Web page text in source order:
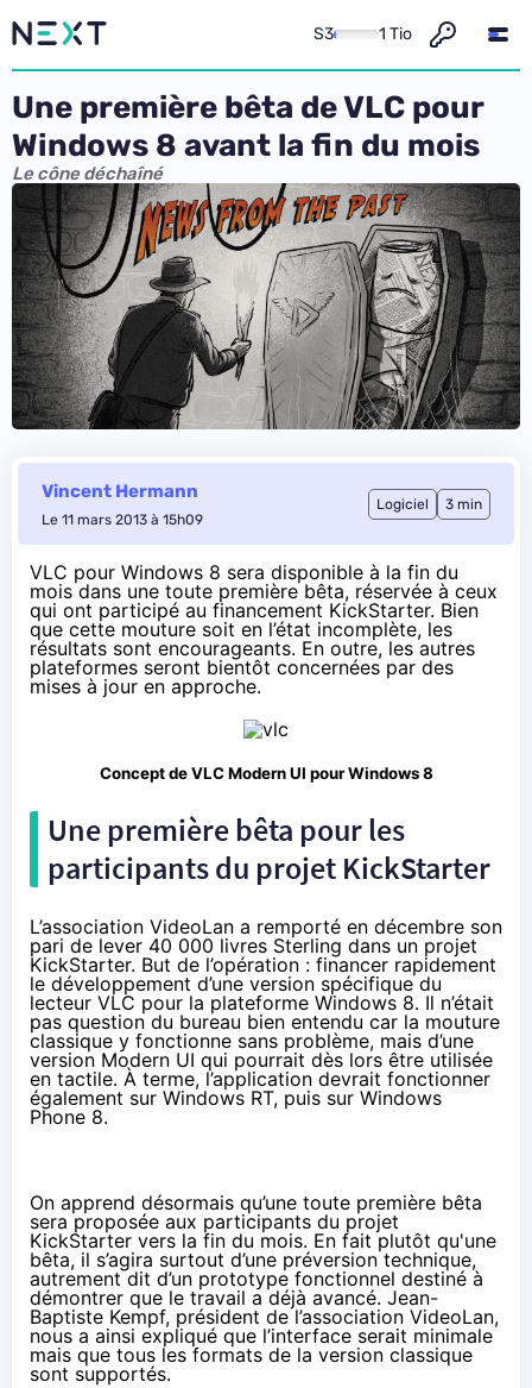
S3 1 Tio
Une première bêta de VLC pour
Windows 8 avant la fin du mois
Le cône déchaîné
Vincent Hermann
Le 11 mars 2013 à 15h09
Logiciel 3 min
VLC pour Windows 8 sera disponible à la fin du
mois dans une toute première bêta, réservée à ceux
qui ont participé au financement KickStarter. Bien
que cette mouture soit en l’état incomplète, les
résultats sont encourageants. En outre, les autres
plateformes seront bientôt concernées par des
mises à jour en approche.
Concept de VLC Modern UI pour Windows 8
Une première bêta pour les
participants du projet KickStarter
L’association VideoLan a remporté en décembre son
pari de lever 40 000 livres Sterling dans un projet
KickStarter. But de l’opération : financer rapidement
le développement d’une version spécifique du
lecteur VLC pour la plateforme Windows 8. Il n’était
pas question du bureau bien entendu car la mouture
classique y fonctionne sans problème, mais d’une
version Modern UI qui pourrait dès lors être utilisée
en tactile. À terme, l’application devrait fonctionner
également sur Windows RT, puis sur Windows
Phone 8.
On apprend désormais qu’une toute première bêta
sera proposée aux participants du projet
KickStarter vers la fin du mois. En fait plutôt qu'une
bêta, il s’agira surtout d’une préversion technique,
autrement dit d’un prototype fonctionnel destiné à
démontrer que le travail a déjà avancé. Jean-
Baptiste Kempf, président de l’association VideoLan,
nous a ainsi expliqué que l’interface serait minimale
mais que tous les formats de la version classique
sont supportés.